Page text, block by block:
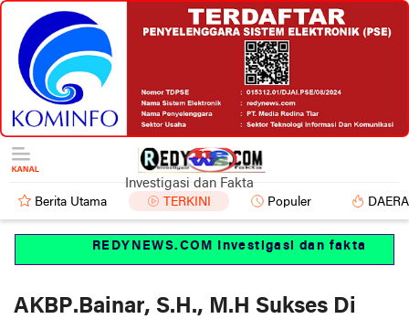
Investigasi dan Fakta
Berita Utama TERKINI Populer
REDYNEWS.COM Investigasi dan fakta
AKBP.Bainar, S.H., M.H Sukses Di